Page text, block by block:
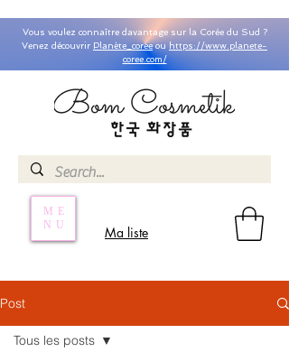
ME
NU
Ma liste
Vous voulez connaître davantage sur la Corée du Sud ?
Venez découvrir Planète_coreeouhttps://www.planete-
coree.com/
Post
Tous les posts